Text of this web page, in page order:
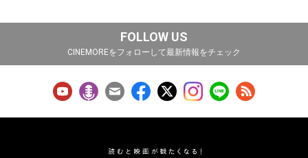
FOLLOW US
CINEMOREをフォローして最新情報をチェック